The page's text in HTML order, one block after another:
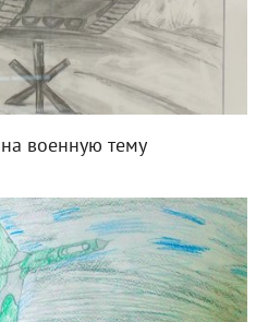
военную тему